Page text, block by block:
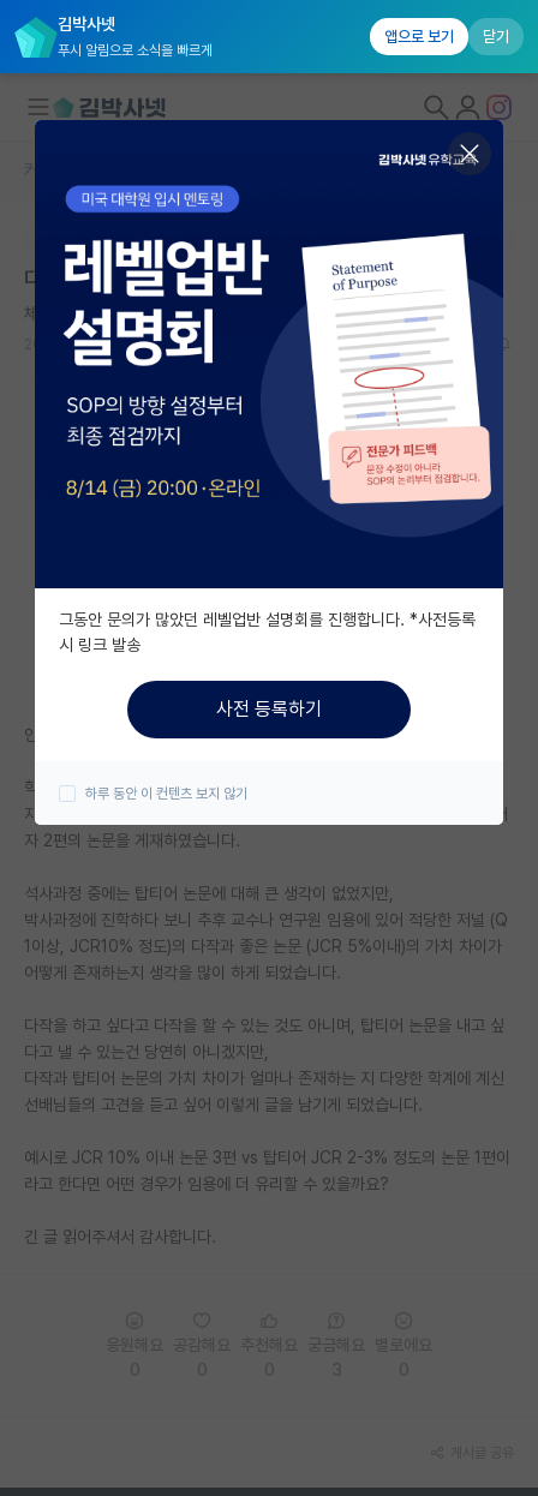
김박사넷
푸시 알림으로 소식을 빠르게
앱으로 보기 닫기
대학원생 모집
국내대학원 정보
연구실&오픈랩
커뮤니티
커뮤니티 홈
전체글보기
베스트 게시판
자유 게시판(아무개랩)
미국 유학 게시판
미국 대학원 합격 후기 게시판
대학원생 모집 게시판
연구실(PI) 홍보 게시판
임용 정보 게시판
학부 인턴 게시판
취업 게시판
임용 후기 게시판
PI 전용 게시판
인문사회 계열 게시판
커뮤니티 홈
본문이 수정되지 않는 박제글입니다.
다작과 탑티어 논문의 가치 차이
체한 도스토예프스키
2026.05.12 12 8615
안녕하세요 현재 박사과정 재학 중인 학생입니다.
학위 과정 중 좋은 기회가 있었어서, 현재 박사과정 1년차에 JCR10% 1저
자 1편, JCR10% 공동 1저자 2편, JCR20% 1저자 2편, JCR10% 공동저
자 2편의 논문을 게재하였습니다.
석사과정 중에는 탑티어 논문에 대해 큰 생각이 없었지만,
박사과정에 진학하다 보니 추후 교수나 연구원 임용에 있어 적당한 저널 (Q
1이상, JCR10% 정도)의 다작과 좋은 논문 (JCR 5%이내)의 가치 차이가
어떻게 존재하는지 생각을 많이 하게 되었습니다.
다작을 하고 싶다고 다작을 할 수 있는 것도 아니며, 탑티어 논문을 내고 싶
다고 낼 수 있는건 당연히 아니겠지만,
다작과 탑티어 논문의 가치 차이가 얼마나 존재하는 지 다양한 학계에 계신
선배님들의 고견을 듣고 싶어 이렇게 글을 남기게 되었습니다.
예시로 JCR 10% 이내 논문 3편 vs 탑티어 JCR 2-3% 정도의 논문 1편이
라고 한다면 어떤 경우가 임용에 더 유리할 수 있을까요?
긴 글 읽어주셔서 감사합니다.
그동안 문의가 많았던 레벨업반 설명회를 진행합니다. *사전등록
시 링크 발송
사전 등록하기
하루 동안 이 컨텐츠 보지 않기